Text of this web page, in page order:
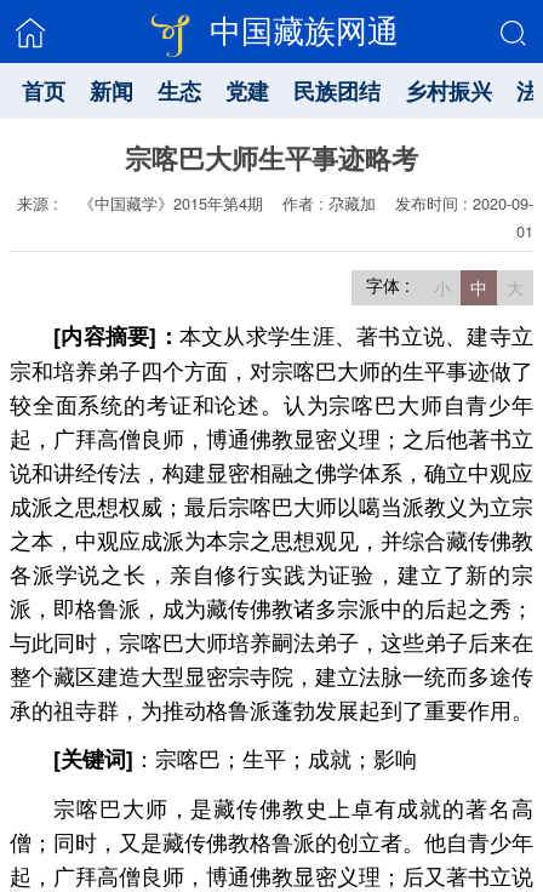
中国藏族网通
首页 新闻 生态 党建 民族团结 乡村振兴
宗喀巴大师生平事迹略考
来源 : 《中国藏学》2015年第4期 作者 : 尕藏加
发布时间 : 2020-09-
01
字体 : 小 中 大
[内容摘要]： 本文从求学生涯、著书立说、建寺立
宗和培养弟子四个方面，对宗喀巴大师的生平事迹做了
较全面系统的考证和论述。认为宗喀巴大师自青少年
起，广拜高僧良师，博通佛教显密义理；之后他著书立
说和讲经传法，构建显密相融之佛学体系，确立中观应
成派之思想权威；最后宗喀巴大师以噶当派教义为立宗
之本，中观应成派为本宗之思想观见，并综合藏传佛教
各派学说之长，亲自修行实践为证验，建立了新的宗
派，即格鲁派，成为藏传佛教诸多宗派中的后起之秀；
与此同时，宗喀巴大师培养嗣法弟子，这些弟子后来在
整个藏区建造大型显密宗寺院，建立法脉一统而多途传
承的祖寺群，为推动格鲁派蓬勃发展起到了重要作用。
[关键词] ：宗喀巴；生平；成就；影响
宗喀巴大师，是藏传佛教史上卓有成就的著名高
僧；同时，又是藏传佛教格鲁派的创立者。他自青少年
起，广拜高僧良师，博通佛教显密义理；后又著书立说